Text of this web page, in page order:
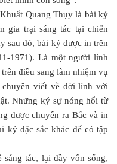
Quang Thụy là bài ký
gia trại sáng tác tại chiến
sau đó, bài ký được in trên
1971). Là một người lính
điều sang làm nhiệm vụ
viết về đời lính với
Những ký sự nóng hổi từ
được chuyển ra Bắc và in
ký đặc sắc khác để có tập
tác, lại đầy vốn sống,